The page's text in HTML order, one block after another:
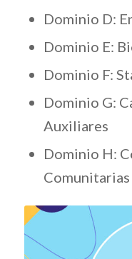
Dominio D:
Dominio E:
Dominio F:
Dominio G:
Auxiliares
Dominio H:
Comunitarias